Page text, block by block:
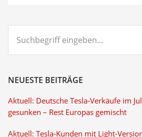
eingeben...
NEUESTE BEITRÄGE
Aktuell: Deutsche Tesla-Verkäufe im
gesunken – Rest Europas gemischt
Aktuell: Tesla-Kunden mit Light-